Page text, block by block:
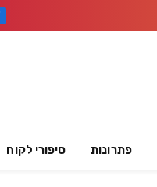
פתרונות סיפורי לקוח